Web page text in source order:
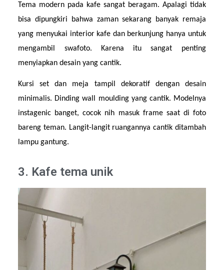
Tema modern pada kafe sangat beragam. Apalagi tidak
bisa dipungkiri bahwa zaman sekarang banyak remaja
yang menyukai interior kafe dan berkunjung hanya untuk
mengambil swafoto. Karena itu sangat penting
menyiapkan desain yang cantik.
Kursi set dan meja tampil dekoratif dengan desain
minimalis. Dinding wall moulding yang cantik. Modelnya
instagenic banget, cocok nih masuk frame saat di foto
bareng teman. Langit-langit ruangannya cantik ditambah
lampu gantung.
3. Kafe tema unik